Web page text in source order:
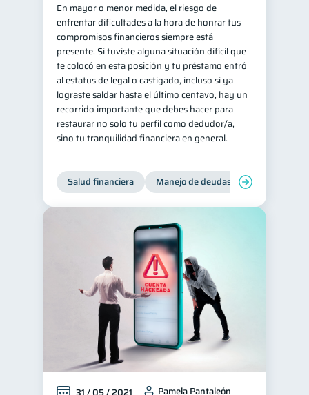
En mayor o menor medida, el riesgo de
enfrentar dificultades a la hora de honrar tus
compromisos financieros siempre está
presente. Si tuviste alguna situación difícil que
te colocó en esta posición y tu préstamo entró
al estatus de legal o castigado, incluso si ya
lograste saldar hasta el último centavo, hay un
recorrido importante que debes hacer para
restaurar no solo tu perfil como dedudor/a,
sino tu tranquilidad financiera en general.
Salud financiera Manejo de deudas
Pamela Pantaleón